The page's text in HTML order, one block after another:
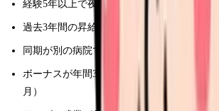
経験5年以上で夜勤月4回以上なのに手取り
過去3年間の昇給が年間2,000円以下
同期が別の病院で自分より3万円以上多い
ボーナスが年間3ヶ月分以下（公立病院は
月）